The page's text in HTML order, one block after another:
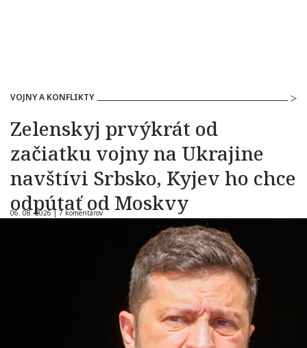
VOJNY A KONFLIKTY
Zelenskyj prvýkrát od
začiatku vojny na Ukrajine
navštívi Srbsko, Kyjev ho chce
odpútať od Moskvy
06. 08. 2026 | 7 komentárov